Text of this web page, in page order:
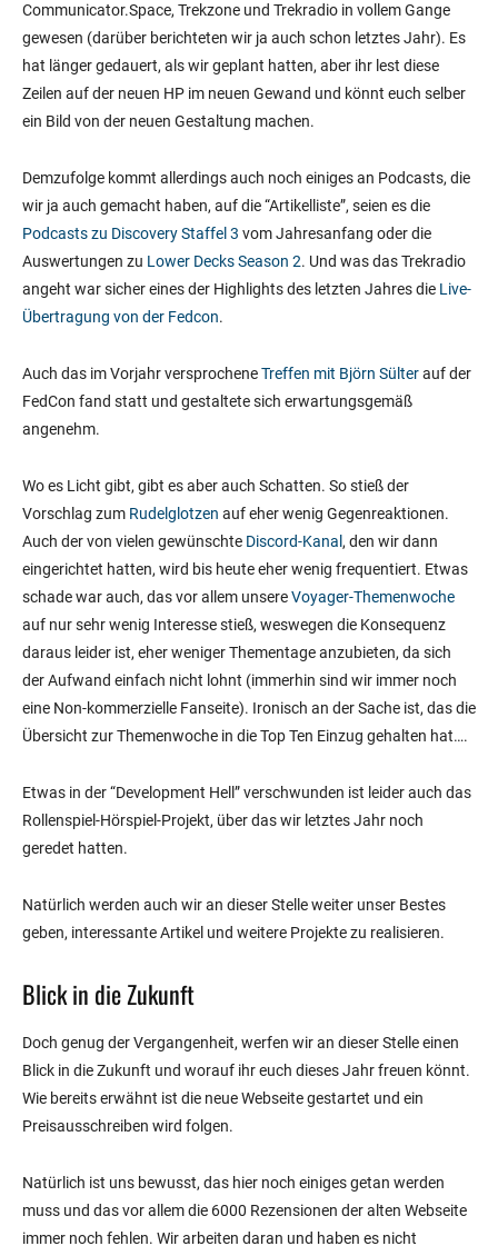
Communicator.Space, Trekzone und Trekradio in vollem Gange
gewesen (darüber berichteten wir ja auch schon letztes Jahr). Es
hat länger gedauert, als wir geplant hatten, aber ihr lest diese
Zeilen auf der neuen HP im neuen Gewand und könnt euch selber
ein Bild von der neuen Gestaltung machen.
Demzufolge kommt allerdings auch noch einiges an Podcasts, die
wir ja auch gemacht haben, auf die “Artikelliste”, seien es die
Podcasts zu Discovery Staffel 3 vom Jahresanfang oder die
Auswertungen zu Lower Decks Season 2. Und was das Trekradio
angeht war sicher eines der Highlights des letzten Jahres die Live-
Übertragung von der Fedcon.
Auch das im Vorjahr versprocheneTreffen mit Björn Sülterauf der
FedCon fand statt und gestaltete sich erwartungsgemäß
angenehm.
Wo es Licht gibt, gibt es aber auch Schatten. So stieß der
Vorschlag zum Rudelglotzen auf eher wenig Gegenreaktionen.
Auch der von vielen gewünschte Discord-Kanal , den wir dann
eingerichtet hatten, wird bis heute eher wenig frequentiert. Etwas
schade war auch, das vor allem unsereVoyager-Themenwoche
auf nur sehr wenig Interesse stieß, weswegen die Konsequenz
daraus leider ist, eher weniger Thementage anzubieten, da sich
der Aufwand einfach nicht lohnt (immerhin sind wir immer noch
eine Non-kommerzielle Fanseite). Ironisch an der Sache ist, das die
Übersicht zur Themenwoche in die Top Ten Einzug gehalten hat….
Etwas in der “Development Hell” verschwunden ist leider auch das
Rollenspiel-Hörspiel-Projekt, über das wir letztes Jahr noch
geredet hatten.
Natürlich werden auch wir an dieser Stelle weiter unser Bestes
geben, interessante Artikel und weitere Projekte zu realisieren.
Blick in die Zukunft
Doch genug der Vergangenheit, werfen wir an dieser Stelle einen
Blick in die Zukunft und worauf ihr euch dieses Jahr freuen könnt.
Wie bereits erwähnt ist die neue Webseite gestartet und ein
Preisausschreiben wird folgen.
Natürlich ist uns bewusst, das hier noch einiges getan werden
muss und das vor allem die 6000 Rezensionen der alten Webseite
immer noch fehlen. Wir arbeiten daran und haben es nicht